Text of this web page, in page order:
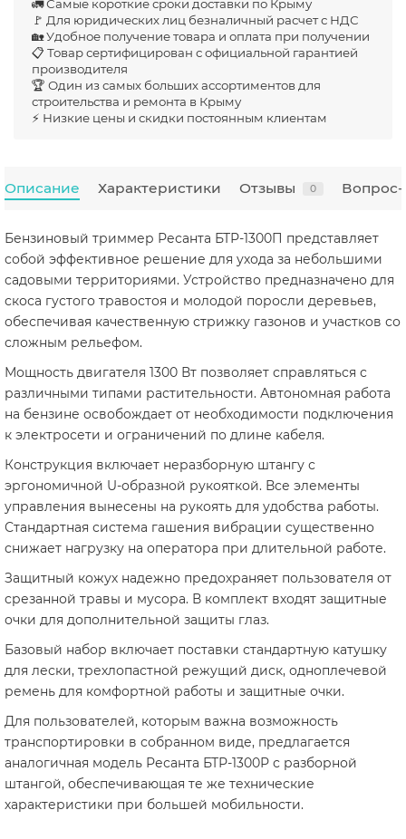
🚛 Самые короткие сроки доставки по Крыму
🚩 Для юридических лиц безналичный расчет с НДС
🏡 Удобное получение товара и оплата при получении
📋 Товар сертифицирован с официальной гарантией
производителя
🏆 Один из самых больших ассортиментов для
строительства и ремонта в Крыму
⚡ Низкие цены и скидки постоянным клиентам
Описание Характеристики Отзывы 0 Вопрос-
Бензиновый триммер Ресанта БТР-1300П представляет
собой эффективное решение для ухода за небольшими
садовыми территориями. Устройство предназначено для
скоса густого травостоя и молодой поросли деревьев,
обеспечивая качественную стрижку газонов и участков со
сложным рельефом.
Мощность двигателя 1300 Вт позволяет справляться с
различными типами растительности. Автономная работа
на бензине освобождает от необходимости подключения
к электросети и ограничений по длине кабеля.
Конструкция включает неразборную штангу с
эргономичной U-образной рукояткой. Все элементы
управления вынесены на рукоять для удобства работы.
Стандартная система гашения вибрации существенно
снижает нагрузку на оператора при длительной работе.
Защитный кожух надежно предохраняет пользователя от
срезанной травы и мусора. В комплект входят защитные
очки для дополнительной защиты глаз.
Базовый набор включает поставки стандартную катушку
для лески, трехлопастной режущий диск, одноплечевой
ремень для комфортной работы и защитные очки.
Для пользователей, которым важна возможность
транспортировки в собранном виде, предлагается
аналогичная модель Ресанта БТР-1300Р с разборной
штангой, обеспечивающая те же технические
характеристики при большей мобильности.